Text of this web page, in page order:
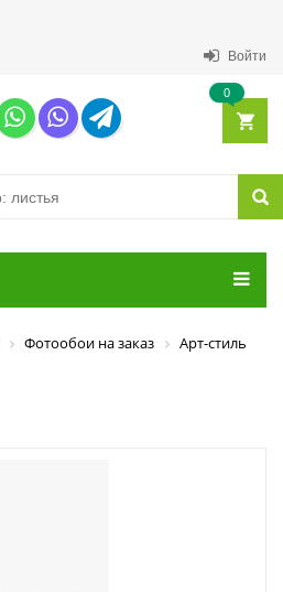
Войти
0
Фотообои на заказ
Арт-стиль